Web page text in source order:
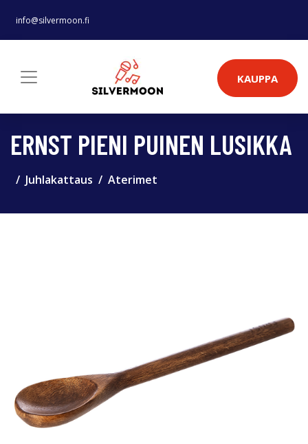
info@silvermoon.fi
KAUPPA
ERNST PIENI PUINEN LUSIKKA
Juhlakattaus Aterimet